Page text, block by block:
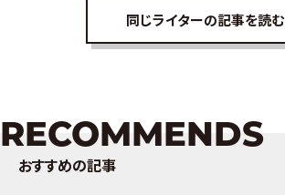
同じライターの記事を読む
RECOMMENDS
おすすめの記事